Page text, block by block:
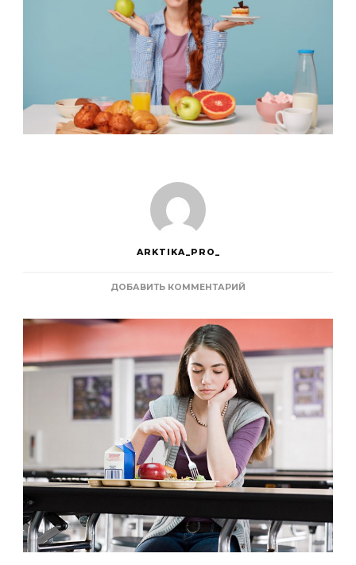
ARKTIKA_PRO_
ДОБАВИТЬ КОММЕНТАРИЙ
ПИТАНИИ,
КОТОРЫЕ
МЕШАЮТ
ВАМ
ПОХУДЕТЬ